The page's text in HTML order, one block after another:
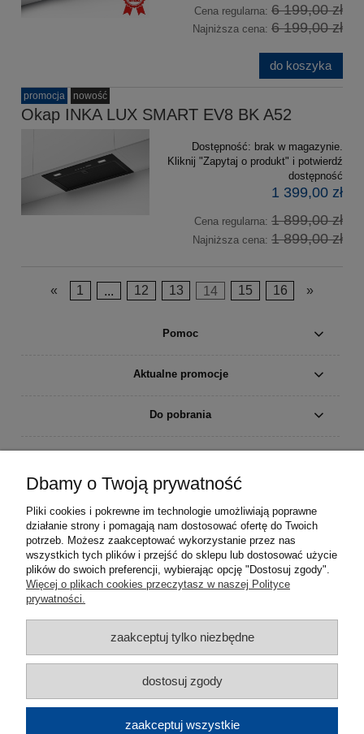
Cena regularna: 6 199,00 zł
Najniższa cena: 6 199,00 zł
do koszyka
Okap INKA LUX SMART EV8 BK A52
Dostępność: brak w magazynie.
Kliknij "Zapytaj o produkt" i potwierdź
dostępność
1 399,00 zł
Cena regularna: 1 899,00 zł
Najniższa cena: 1 899,00 zł
promocja nowość
« 1 12 13 14 15 16 »
Pomoc
Aktualne promocje
Do pobrania
Płatności i dostawa
Informacje
O nas
Dbamy o Twoją prywatność
Pliki cookies i pokrewne im technologie umożliwiają poprawne
działanie strony i pomagają nam dostosować ofertę do Twoich
potrzeb. Możesz zaakceptować wykorzystanie przez nas
wszystkich tych plików i przejść do sklepu lub dostosować użycie
plików do swoich preferencji, wybierając opcję "Dostosuj zgody".
Więcej o plikach cookies przeczytasz w naszej Polityce
prywatności.
zaakceptuj tylko niezbędne
dostosuj zgody
zaakceptuj wszystkie